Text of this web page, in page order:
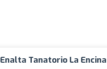
Enalta Tanatorio La Encina